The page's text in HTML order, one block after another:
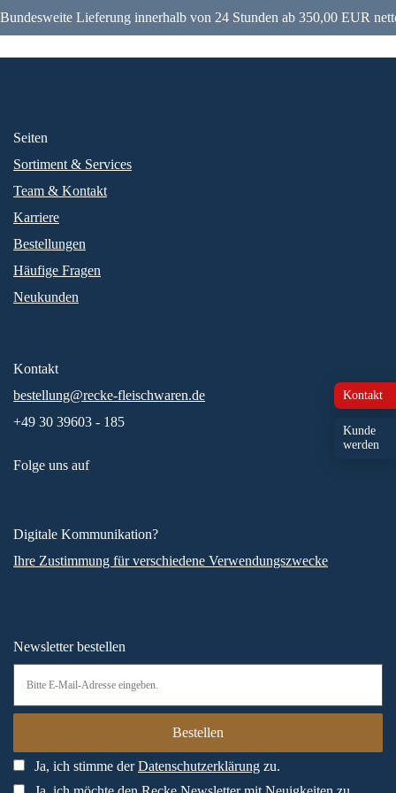
Bundesweite Lieferung innerhalb von 24 Stunden ab 350,00 EUR
Kontakt
Kunde
werden
Seiten
Sortiment & Services
Team & Kontakt
Karriere
Bestellungen
Häufige Fragen
Neukunden
Kontakt
bestellung@recke-fleischwaren.de
+49 30 39603 - 185
Folge uns auf
Digitale Kommunikation?
Ihre Zustimmung für verschiedene Verwendungszwecke
Newsletter bestellen
Ja, ich stimme derDatenschutzerklärung zu.